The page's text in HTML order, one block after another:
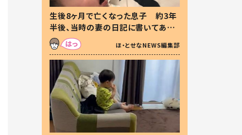
生後8ヶ月で亡くなった息子 約3年
半後、当時の妻の日記に書いてあっ
た本音とは
ほ・とせなNEWS編集部